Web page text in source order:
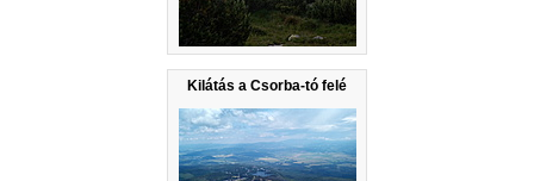
Kilátás a Csorba-tó felé